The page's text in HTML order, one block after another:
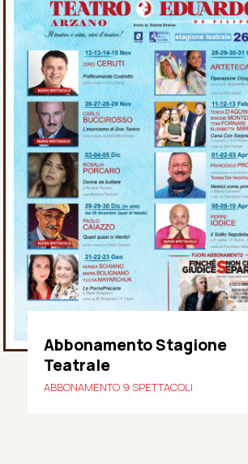
Abbonamento Stagione
Teatrale
ABBONAMENTO 9 SPETTACOLI